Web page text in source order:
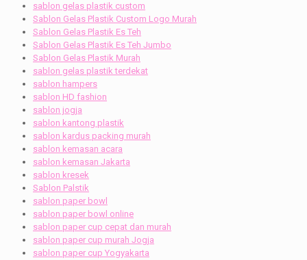
sablon gelas plastik custom
Sablon Gelas Plastik Custom Logo Murah
Sablon Gelas Plastik Es Teh
Sablon Gelas Plastik Es Teh Jumbo
Sablon Gelas Plastik Murah
sablon gelas plastik terdekat
sablon hampers
sablon HD fashion
sablon jogja
sablon kantong plastik
sablon kardus packing murah
sablon kemasan acara
sablon kemasan Jakarta
sablon kresek
Sablon Palstik
sablon paper bowl
sablon paper bowl online
sablon paper cup cepat dan murah
sablon paper cup murah Jogja
sablon paper cup Yogyakarta